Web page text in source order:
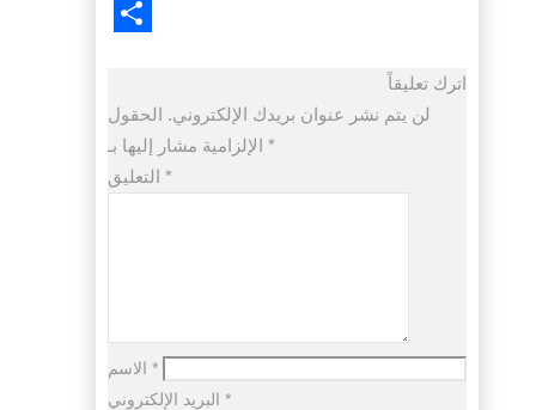
WhatsApp
اترك تعليقاً
لن يتم نشر عنوان بريدك الإلكتروني. الحقول
*
*
*
*